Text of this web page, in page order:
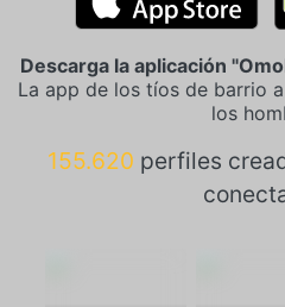
Descarga la aplicación
La app de los tíos de barrio
los
155.620 perfiles